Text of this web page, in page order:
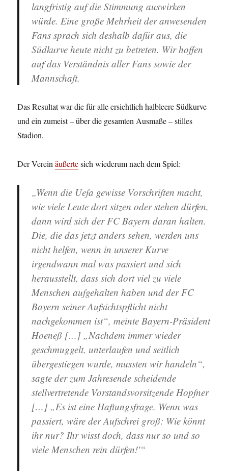
langfristig auf die Stimmung auswirken
würde. Eine große Mehrheit der anwesenden
Fans sprach sich deshalb dafür aus, die
Südkurve heute nicht zu betreten. Wir hoffen
auf das Verständnis aller Fans sowie der
Mannschaft.
Das Resultat war die für alle ersichtlich halbleere Südkurve
und ein zumeist – über die gesamten Ausmaße – stilles
Stadion.
Der Vereinäußertesich wiederum nach dem Spiel:
„Wenn die Uefa gewisse Vorschriften macht,
wie viele Leute dort sitzen oder stehen dürfen,
dann wird sich der FC Bayern daran halten.
Die, die das jetzt anders sehen, werden uns
nicht helfen, wenn in unserer Kurve
irgendwann mal was passiert und sich
herausstellt, dass sich dort viel zu viele
Menschen aufgehalten haben und der FC
Bayern seiner Aufsichtspflicht nicht
nachgekommen ist“, meinte Bayern-Präsident
Hoeneß […] „Nachdem immer wieder
geschmuggelt, unterlaufen und seitlich
übergestiegen wurde, mussten wir handeln“,
sagte der zum Jahresende scheidende
stellvertretende Vorstandsvorsitzende Hopfner
[…] „Es ist eine Haftungsfrage. Wenn was
passiert, wäre der Aufschrei groß: Wie könnt
ihr nur? Ihr wisst doch, dass nur so und so
viele Menschen rein dürfen!'“